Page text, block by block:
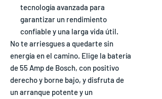
tecnología avanzada para
garantizar un rendimiento
confiable y una larga vida útil.
No te arriesgues a quedarte sin
energía en el camino. Elige la batería
de 55 Amp de Bosch, con positivo
derecho y borne bajo, y disfruta de
un arranque potente y un